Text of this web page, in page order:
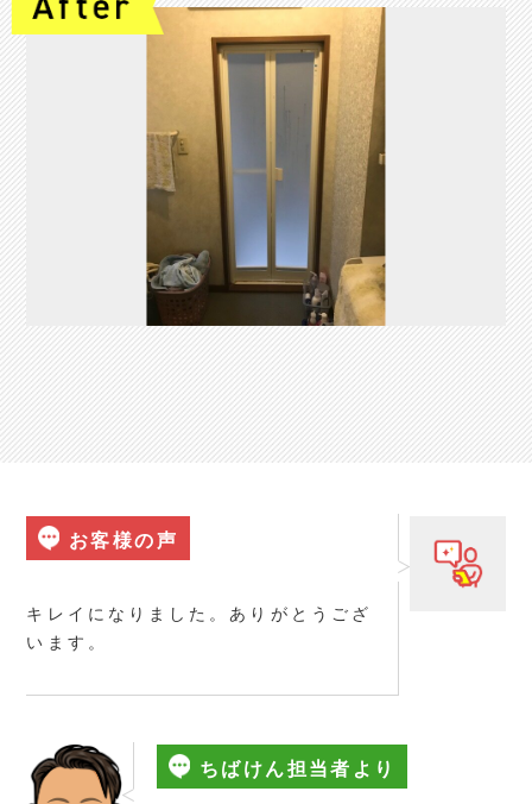
お客様の声
キレイになりました。ありがとうござ
います。
ちばけん担当者より